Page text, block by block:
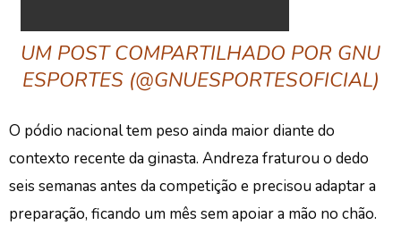
UM POST COMPARTILHADO POR GNU
ESPORTES (@GNUESPORTESOFICIAL)
O pódio nacional tem peso ainda maior diante do
contexto recente da ginasta. Andreza fraturou o dedo
seis semanas antes da competição e precisou adaptar a
preparação, ficando um mês sem apoiar a mão no chão.